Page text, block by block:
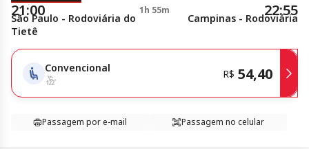
21:00 1h 55m 22:55
São Paulo - Rodoviária do
Tietê
Campinas - Rodoviária
Convencional R$ 54,40
Passagem por e-mail Passagem no celular